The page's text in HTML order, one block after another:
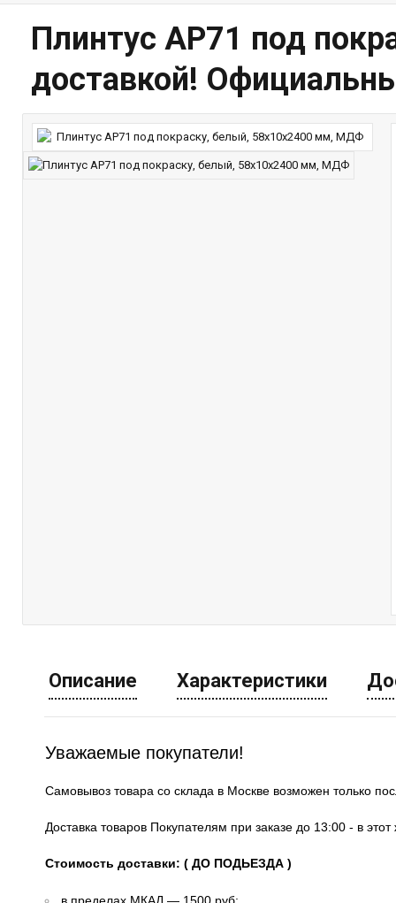
Плинтус AP71 под
доставкой!
Описание Характеристики
Уважаемые покупатели!
Самовывоз товара со склада в Москве возможен только
Доставка товаров Покупателям при заказе до 13:00 - в
Стоимость доставки: ( ДО ПОДЬЕЗДА )